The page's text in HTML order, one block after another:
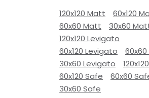
120x120 Matt
60x120
60x60 Matt
30x60
120x120 Levigato
60x120 Levigato
30x60 Levigato
60x120 Safe
60x60
30x60 Safe